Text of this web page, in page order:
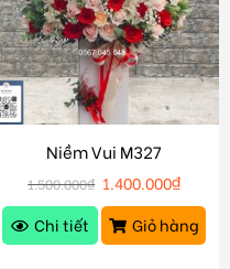
Niềm Vui M327
1.500.000₫ 1.400.000₫
Chi tiết
Giỏ hàng